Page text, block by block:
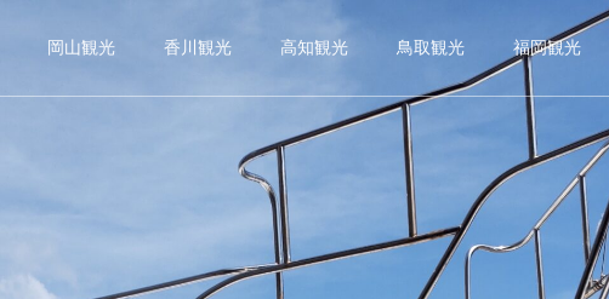
岡山観光 香川観光 高知観光 鳥取観光 福岡観光